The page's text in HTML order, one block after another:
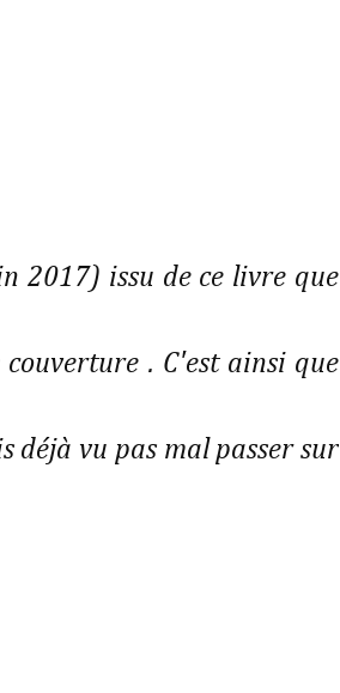
2017) issu de ce livre que
. C'est ainsi que
vu pas mal passer sur